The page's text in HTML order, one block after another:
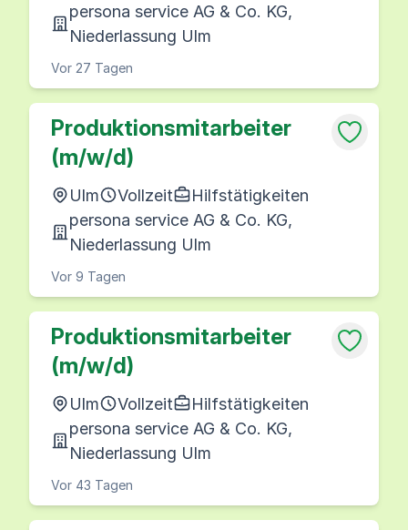
persona service AG & Co. KG,
Niederlassung Ulm
Vor 27 Tagen
Produktionsmitarbeiter
(m/w/d)
Ulm Vollzeit
Hilfstätigkeiten
persona service AG & Co. KG,
Niederlassung Ulm
Vor 9 Tagen
Produktionsmitarbeiter
(m/w/d)
Ulm Vollzeit
Hilfstätigkeiten
persona service AG & Co. KG,
Niederlassung Ulm
Vor 43 Tagen